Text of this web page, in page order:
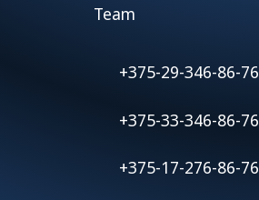
Team
+375-29-346-86-76
+375-33-346-86-76
+375-17-276-86-76